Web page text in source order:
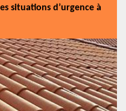
situations d’urgence à